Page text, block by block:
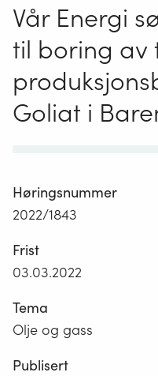
Vår Energi
til boring av
Goliat i
Høringsnummer
2022/1843
Frist
03.03.2022
Tema
Olje og gass
Publisert